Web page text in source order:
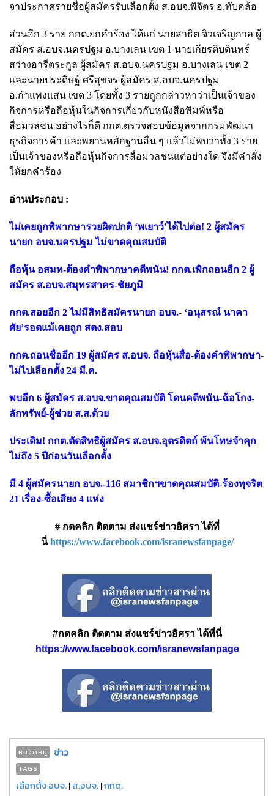
จาประกาศรายชื่อผู้สมัครรับเลือกตั้ง ส.อบจ.พิจิตร อ.ทับคล้อ
ส่วนอีก 3 ราย กกต.ยกคำร้อง ได้แก่ นายสาธิต จิวเจริญกาล ผู้
สมัคร ส.อบจ.นครปฐม อ.บางเลน เขต 1 นายเกียรติบดินทร์
สว่างอารีตระกูล ผู้สมัคร ส.อบจ.นครปฐม อ.บางเลน เขต 2
และนายประดิษฐ์ ศรีสุขจร ผู้สมัคร ส.อบจ.นครปฐม
อ.กำแพงแสน เขต 3 โดยทั้ง 3 รายถูกกล่าวหาว่าเป็นเจ้าของ
กิจการหรือถือหุ้นในกิจการเกี่ยวกับหนังสือพิมพ์หรือ
สื่อมวลชน อย่างไรก็ดี กกต.ตรวจสอบข้อมูลจากกรมพัฒนา
ธุรกิจการค้า และพยานหลักฐานอื่น ๆ แล้วไม่พบว่าทั้ง 3 ราย
เป็นเจ้าของหรือถือหุ้นกิจการสื่อมวลชนแต่อย่างใด จึงมีคำสั่ง
ให้ยกคำร้อง
อ่านประกอบ :
ไม่เคยถูกพิพากษารวยผิดปกติ ‘พเยาว์’ได้ไปต่อ! 2 ผู้สมัคร
นายก อบจ.นครปฐม ไม่ขาดคุณสมบัติ
ถือหุ้น อสมท-ต้องคำพิพากษาคดีพนัน! กกต.เพิกถอนอีก 2 ผู้
สมัคร ส.อบจ.สมุทรสาคร-ชัยภูมิ
กกต.สอยอีก 2 ไม่มีสิทธิสมัครนายก อบจ.- ‘อนุสรณ์ นาคา
ศัย’รอดแม้เคยถูก สตง.สอบ
กกต.ถอนชื่ออีก 19 ผู้สมัคร ส.อบจ. ถือหุ้นสื่อ-ต้องคำพิพากษา-
ไม่ไปเลือกตั้ง 24 มี.ค.
พบอีก 6 ผู้สมัคร ส.อบจ.ขาดคุณสมบัติ โดนคดีพนัน-ฉ้อโกง-
ลักทรัพย์-ผู้ช่วย ส.ส.ด้วย
ประเดิม! กกต.ตัดสิทธิผู้สมัคร ส.อบจ.อุตรดิตถ์ พ้นโทษจำคุก
ไม่ถึง 5 ปีก่อนวันเลือกตั้ง
มี 4 ผู้สมัครนายก อบจ.-116 สมาชิกฯขาดคุณสมบัติ-ร้องทุจริต
21 เรื่อง-ซื้อเสียง 4 แห่ง
# กดคลิก ติดตาม ส่งแชร์ข่าวอิศรา ได้ที่
นี่https://www.facebook.com/isranewsfanpage/
#กดคลิก ติดตาม ส่งแชร์ข่าวอิศรา ได้ที่นี่
https://www.facebook.com/isranewsfanpage
หมวดหมู่ ข่าว
TAGS
เลือกตั้ง อบจ.|ส.อบจ.|กกต.